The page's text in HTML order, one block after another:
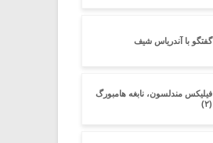
گفتگو با آندریاس شیف
فیلیکس مندلسون، نابغه هامبورگ
(۲)